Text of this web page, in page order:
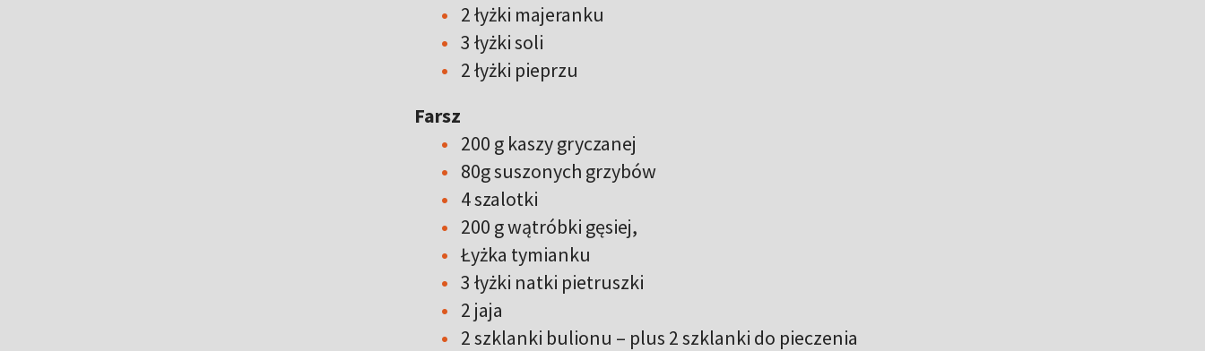
2 łyżki majeranku
3 łyżki soli
2 łyżki pieprzu
Farsz
200 g kaszy gryczanej
80g suszonych grzybów
4 szalotki
200 g wątróbki gęsiej,
Łyżka tymianku
3 łyżki natki pietruszki
2 jaja
2 szklanki bulionu – plus 2 szklanki do pieczenia